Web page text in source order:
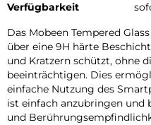
Verfügbarkeit
Das Mobeen Tempered
über eine 9H härte
und Kratzern schützt, ohne
beeinträchtigen. Dies
einfache Nutzung des
ist einfach anzubringen und
und